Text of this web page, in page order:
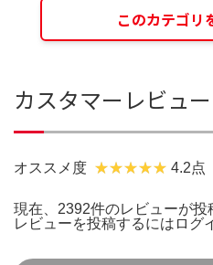
このカテゴリ
カスタマーレビュー
オススメ度 4.2点
現在、2392件のレビューが投
レビューを投稿するには ログ